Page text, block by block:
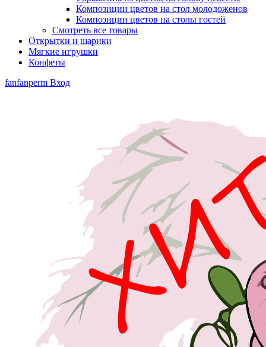
Композиции цветов на стол молодоженов
Композиции цветов на столы гостей
Смотреть все товары
Открытки и шарики
Мягкие игрушки
Конфеты
fanfanperm Вход